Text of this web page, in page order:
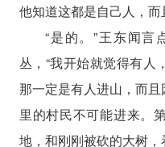
他知道这都是自己人，而
“是的。”王东闻言
丛，“我开始就觉得有人
那一定是有人进山，而
里的村民不可能进来。
地，和刚刚被砍的大树